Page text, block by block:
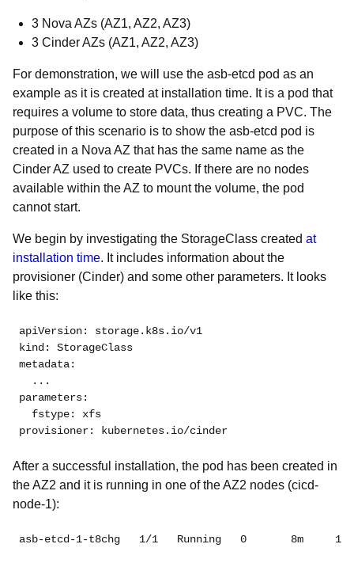
3 Nova AZs (AZ1, AZ2, AZ3)
3 Cinder AZs (AZ1, AZ2, AZ3)
For demonstration, we will use the asb-etcd pod as an
example as it is created at installation time. It is a pod that
requires a volume to store data, thus creating a PVC. The
purpose of this scenario is to show the asb-etcd pod is
created in a Nova AZ that has the same name as the
Cinder AZ used to create PVCs. If there are no nodes
available within the AZ to mount the volume, the pod
cannot start.
We begin by investigating the StorageClass created at
installation time. It includes information about the
provisioner (Cinder) and some other parameters. It looks
like this:
apiVersion: storage.k8s.io/v1
kind: StorageClass
metadata:
  ...
parameters:
  fstype: xfs
provisioner: kubernetes.io/cinder
After a successful installation, the pod has been created in
the AZ2 and it is running in one of the AZ2 nodes (cicd-
node-1):
asb-etcd-1-t8chg   1/1   Running   0       8m